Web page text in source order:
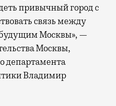
привычный город с
связь между
Москвы», —
Москвы,
департамента
Владимир